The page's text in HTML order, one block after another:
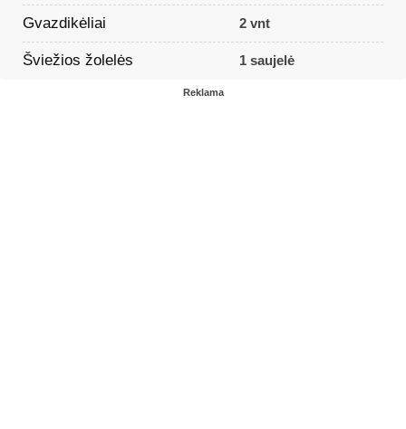
Gvazdikėliai 2 vnt
Šviežios žolelės 1 saujelė
Reklama